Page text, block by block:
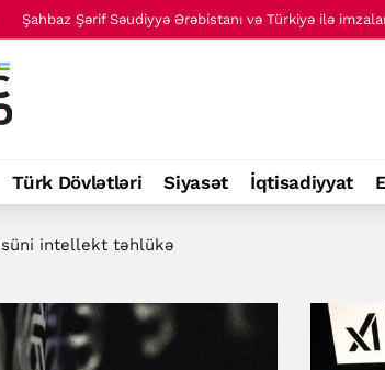
Şahbaz Şərif Səudiyyə Ərəbistanı və Türkiyə ilə
Türk Dövlətləri Siyasət İqtisadiyyat
süni intellekt təhlükə